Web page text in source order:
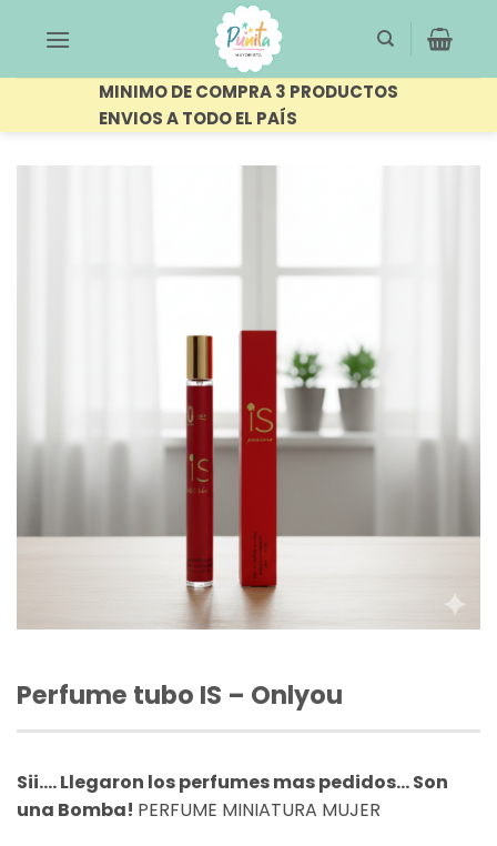
MINIMO DE COMPRA 3 PRODUCTOS
ENVIOS A TODO EL PAÍS
Perfume tubo IS – Onlyou
Sii…. Llegaron los perfumes mas pedidos… Son
una Bomba! PERFUME MINIATURA MUJER